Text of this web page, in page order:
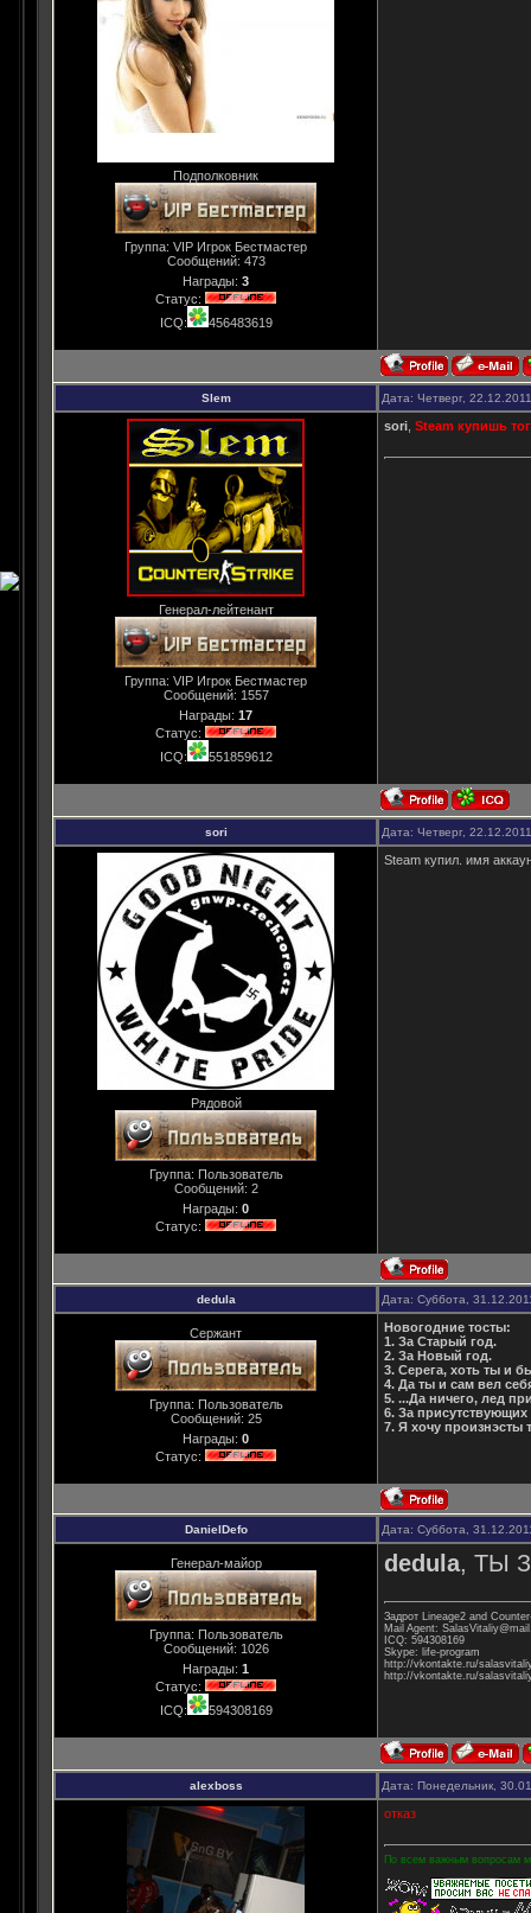
Подполковник
Группа: VIP Игрок Бестмастер
Сообщений: 473
Награды: 3
Статус:
ICQ:
456483619
Slem Дата: Четверг,
Генерал-лейтенант
Группа: VIP Игрок Бестмастер
Сообщений: 1557
Награды: 17
Статус:
ICQ:
551859612
sori Steam купишь
sori Дата: Четверг,
Рядовой
Группа: Пользователь
Сообщений: 2
Награды: 0
Статус:
Steam купил. имя
dedula Дата: Суббота,
Сержант
Группа: Пользователь
Сообщений: 25
Награды: 0
Статус:
Новогодние тосты:
1. За Старый год.
2. За Новый год.
3. Серега, хоть ты и
4. Да ты и сам вел
5. ...Да ничего, лед
6. За
7. Я хочу
DanielDefo Дата: Суббота,
Генерал-майор
Группа: Пользователь
Сообщений: 1026
Награды: 1
Статус:
ICQ:
594308169
dedula, ТЫ
Задрот Lineage2 and
Mail Agent:
ICQ: 594308169
Skype: life-program
http://vkontakte.ru/
http://vkontakte.ru/
alexboss Дата: Понедельник,
отказ
По всем важным вопросам